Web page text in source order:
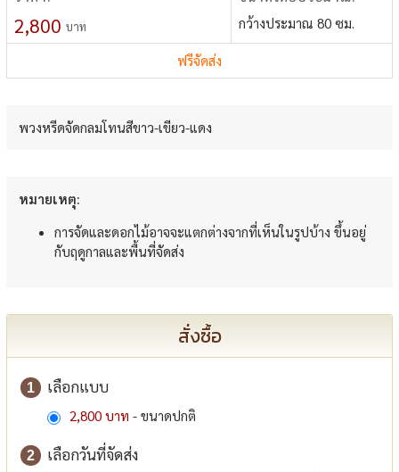
2,800 บาท กว้างประมาณ 80 ซม.
ฟรีจัดส่ง
พวงหรีดจัดกลมโทนสีขาว-เขียว-แดง
หมายเหตุ:
การจัดและดอกไม้อาจจะแตกต่างจากที่เห็นในรูปบ้าง ขึ้นอยู่
กับฤดูกาลและพื้นที่จัดส่ง
สั่งซื้อ
1 เลือกแบบ
2,800 บาท - ขนาดปกติ
2 เลือกวันที่จัดส่ง